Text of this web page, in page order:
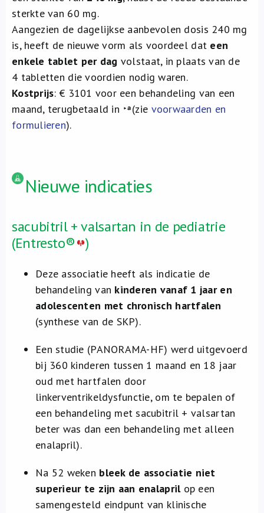
sterkte van 60 mg.
Aangezien de dagelijkse aanbevolen dosis 240 mg
is, heeft de nieuwe vorm als voordeel dat een
enkele tablet per dag volstaat, in plaats van de
4 tabletten die voordien nodig waren.
Kostprijs: € 3101 voor een behandeling van een
maand, terugbetaald in
(zie voorwaarden en
formulieren).
Nieuwe indicaties
sacubitril + valsartan in de pediatrie
(Entresto®
)
Deze associatie heeft als indicatie de
behandeling van kinderen vanaf 1 jaar en
adolescenten met chronisch hartfalen
(synthese van de SKP).
Een studie (PANORAMA-HF) werd uitgevoerd
bij 360 kinderen tussen 1 maand en 18 jaar
oud met hartfalen door
linkerventrikeldysfunctie, om te bepalen of
een behandeling met sacubitril + valsartan
beter was dan een behandeling met alleen
enalapril).
Na 52 weken bleek de associatie niet
superieur te zijn aan enalaprilop een
samengesteld eindpunt van klinische